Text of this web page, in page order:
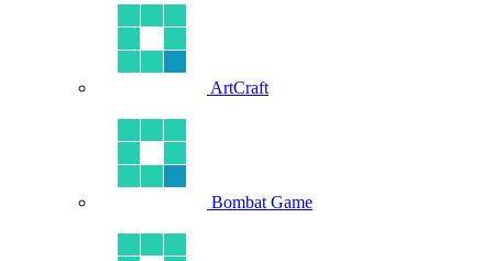
ArtCraft
Bombat Game